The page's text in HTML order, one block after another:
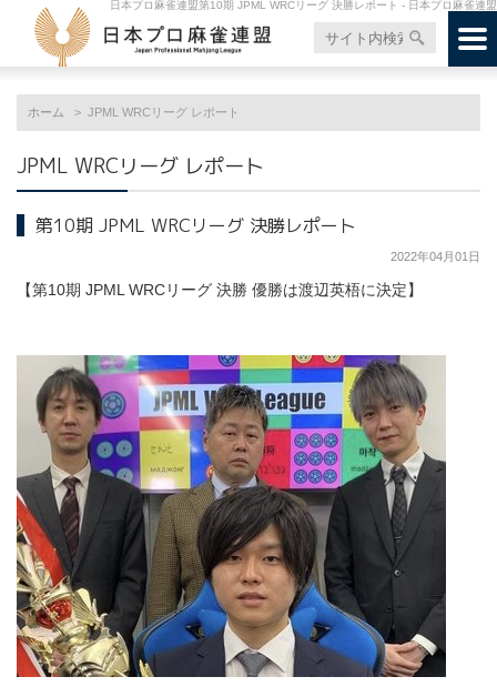
日本プロ麻雀連盟第10期 JPML WRCリーグ 決勝レポート - 日本プロ麻雀連盟
ホーム JPML WRCリーグ レポート
JPML WRCリーグ レポート
第10期 JPML WRCリーグ 決勝レポート
2022年04月01日
【第10期 JPML WRCリーグ 決勝 優勝は渡辺英梧に決定】